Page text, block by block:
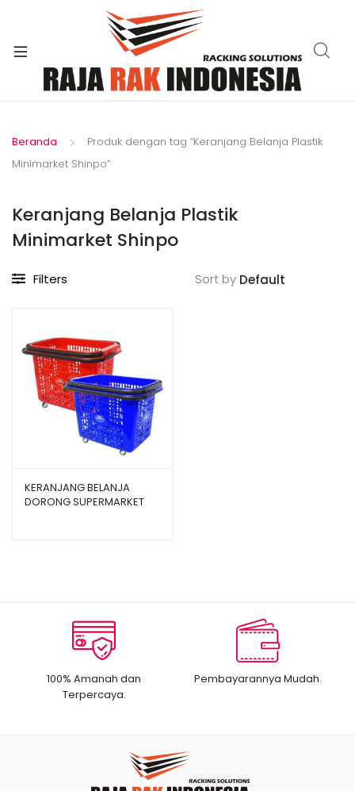
Beranda
Produk dengan tag “Keranjang Belanja Plastik
Minimarket Shinpo”
Keranjang Belanja Plastik
Minimarket Shinpo
Filters Sort by
KERANJANG BELANJA
DORONG SUPERMARKET
100% Amanah dan
Terpercaya.
Pembayarannya Mudah.